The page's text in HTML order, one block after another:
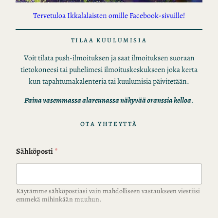
Tervetuloa Ikkalalaisten omille Facebook-sivuille!
TILAA KUULUMISIA
Voit tilata push-ilmoituksen ja saat ilmoituksen suoraan
tietokoneesi tai puhelimesi ilmoituskeskukseen joka kerta
kun tapahtumakalenteria tai kuulumisia päivitetään.
Paina vasemmassa alareunassa näkyvää oranssia kelloa.
OTA YHTEYTTÄ
Sähköposti*
Käytämme sähköpostiasi vain mahdolliseen vastaukseen viestiisi
emmekä mihinkään muuhun.